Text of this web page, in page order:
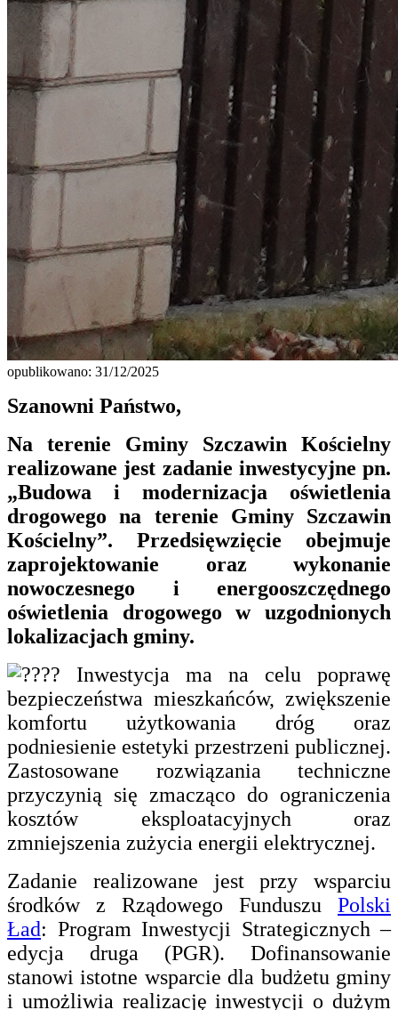
opublikowano: 31/12/2025
Szanowni Państwo,
Na terenie Gminy Szczawin Kościelny
realizowane jest zadanie inwestycyjne pn.
„Budowa i modernizacja oświetlenia
drogowego na terenie Gminy Szczawin
Kościelny”. Przedsięwzięcie obejmuje
zaprojektowanie oraz wykonanie
nowoczesnego i energooszczędnego
oświetlenia drogowego w uzgodnionych
lokalizacjach gminy.
Inwestycja ma na celu poprawę
bezpieczeństwa mieszkańców, zwiększenie
komfortu użytkowania dróg oraz
podniesienie estetyki przestrzeni publicznej.
Zastosowane rozwiązania techniczne
przyczynią się zmacząco do ograniczenia
kosztów eksploatacyjnych oraz
zmniejszenia zużycia energii elektrycznej.
Zadanie realizowane jest przy wsparciu
środków z Rządowego Funduszu Polski
Ład: Program Inwestycji Strategicznych –
edycja druga (PGR). Dofinansowanie
stanowi istotne wsparcie dla budżetu gminy
i umożliwia realizację inwestycji o dużym